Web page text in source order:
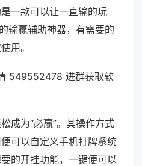
一款可以让一直输的玩
输赢辅助神器，有需要的
用。
549552478 进群获取软
成为“必赢”。其操作方式
可以自定义手机打牌系统
的开挂功能，一键便可以